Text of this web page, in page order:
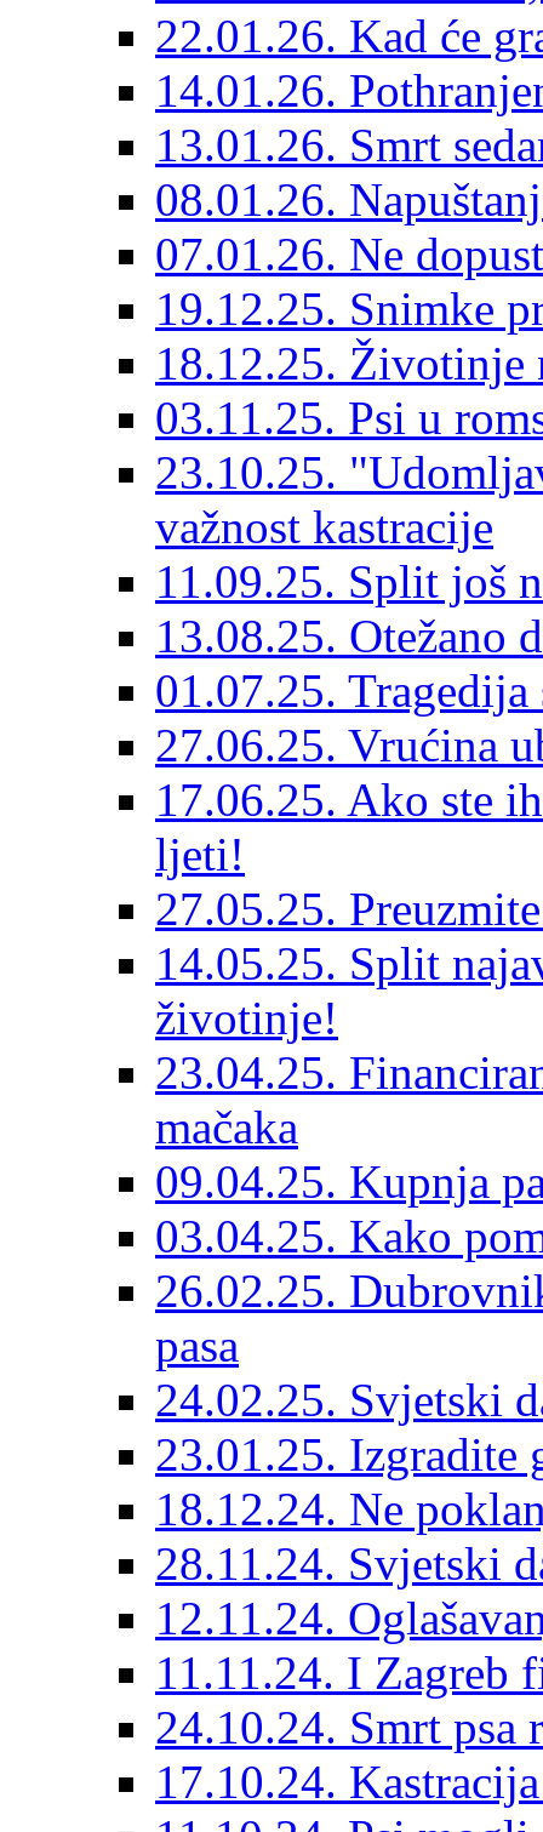
22.01.26. Kad će
14.01.26.
13.01.26. Smrt
08.01.26.
07.01.26. Ne
19.12.25. Snimke
18.12.25. Životinje
03.11.25. Psi u
23.10.25.
važnost kastracije
11.09.25. Split još
13.08.25. Otežano
01.07.25.
27.06.25. Vrućina
17.06.25. Ako ste
ljeti!
27.05.25.
14.05.25. Split
životinje!
23.04.25.
mačaka
09.04.25. Kupnja
03.04.25. Kako
26.02.25.
pasa
24.02.25. Svjetski
23.01.25. Izgradite
18.12.24. Ne
28.11.24. Svjetski
12.11.24.
11.11.24. I Zagreb
24.10.24. Smrt psa
17.10.24.